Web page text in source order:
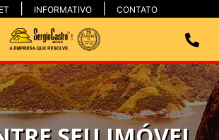
INFORMATIVO CONTATO